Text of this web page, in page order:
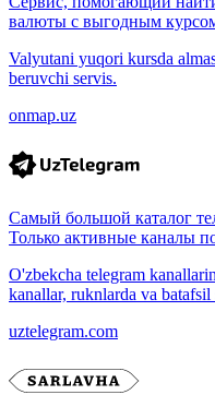
валюты с выгодным
Valyutani yuqori kursda
beruvchi servis.
onmap.uz
Самый большой каталог
Только активные каналы
O'zbekcha telegram
kanallar, ruknlarda va
uztelegram.com